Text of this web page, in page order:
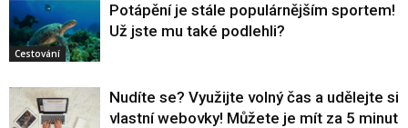
Cestování
Potápění je stále populárnějším sportem!
Už jste mu také podlehli?
Nudíte se? Využijte volný čas a udělejte si
vlastní webovky! Můžete je mít za 5 minut